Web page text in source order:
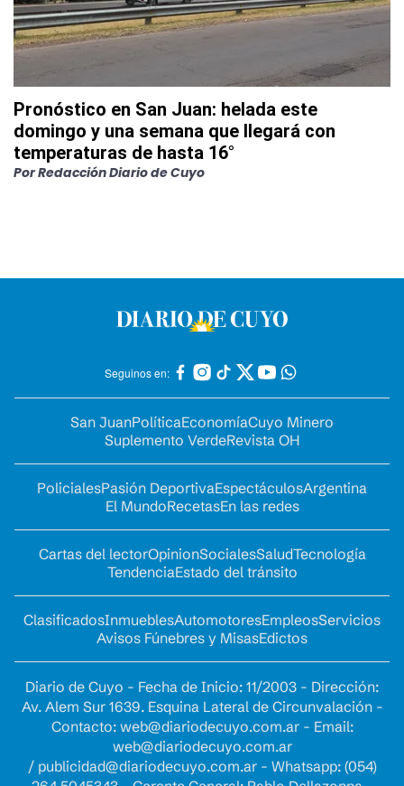
Pronóstico en San Juan: helada este
domingo y una semana que llegará con
temperaturas de hasta 16°
PorRedacción Diario de Cuyo
Seguinos en:
San JuanPolíticaEconomíaCuyo Minero
Suplemento VerdeRevista OH
PolicialesPasión DeportivaEspectáculosArgentina
El MundoRecetasEn las redes
Cartas del lectorOpinionSocialesSaludTecnología
TendenciaEstado del tránsito
ClasificadosInmueblesAutomotoresEmpleosServicios
Avisos Fúnebres y MisasEdictos
Diario de Cuyo - Fecha de Inicio: 11/2003 - Dirección:
Av. Alem Sur 1639. Esquina Lateral de Circunvalación -
Contacto: web@diariodecuyo.com.ar- Email:
web@diariodecuyo.com.ar
/ publicidad@diariodecuyo.com.ar- Whatsapp: (054)